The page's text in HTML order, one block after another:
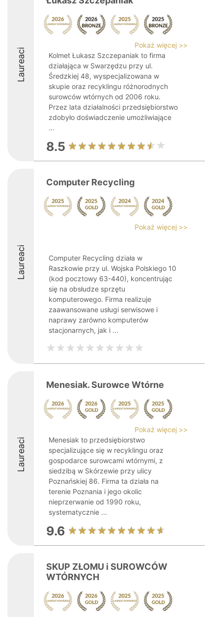
Laureaci
Pokaż więcej >>
Kolmet Łukasz Szczepaniak to firma
działająca w Swarzędzu przy ul.
Średzkiej 48, wyspecjalizowana w
skupie oraz recyklingu różnorodnych
surowców wtórnych od 2006 roku.
Przez lata działalności przedsiębiorstwo
zdobyło doświadczenie umożliwiające
...
8.5
Laureaci
Computer Recycling
Pokaż więcej >>
Computer Recycling działa w
Raszkowie przy ul. Wojska Polskiego 10
(kod pocztowy 63-440), koncentrując
się na obsłudze sprzętu
komputerowego. Firma realizuje
zaawansowane usługi serwisowe i
naprawy zarówno komputerów
stacjonarnych, jak i ...
Laureaci
Menesiak. Surowce Wtórne
Pokaż więcej >>
Menesiak to przedsiębiorstwo
specjalizujące się w recyklingu oraz
gospodarce surowcami wtórnymi, z
siedzibą w Skórzewie przy ulicy
Poznańskiej 86. Firma ta działa na
terenie Poznania i jego okolic
nieprzerwanie od 1990 roku,
systematycznie ...
9.6
SKUP ZŁOMU i SUROWCÓW
WTÓRNYCH